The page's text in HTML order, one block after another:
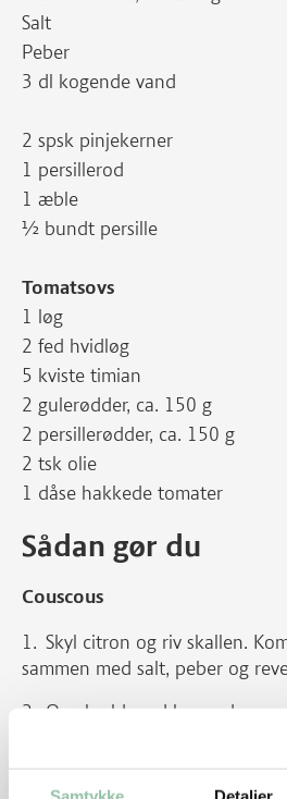
Salt
Peber
3 dl kogende vand
2 spsk pinjekerner
1 persillerod
1 æble
½ bundt persille
Tomatsovs
1 løg
2 fed hvidløg
5 kviste timian
2 gulerødder, ca. 150 g
2 persillerødder, ca. 150 g
2 tsk olie
1 dåse hakkede tomater
Sådan gør du
Couscous
Skyl citron og riv skallen.
sammen med salt, peber og
Overhæld med kogende
Tomatsovs